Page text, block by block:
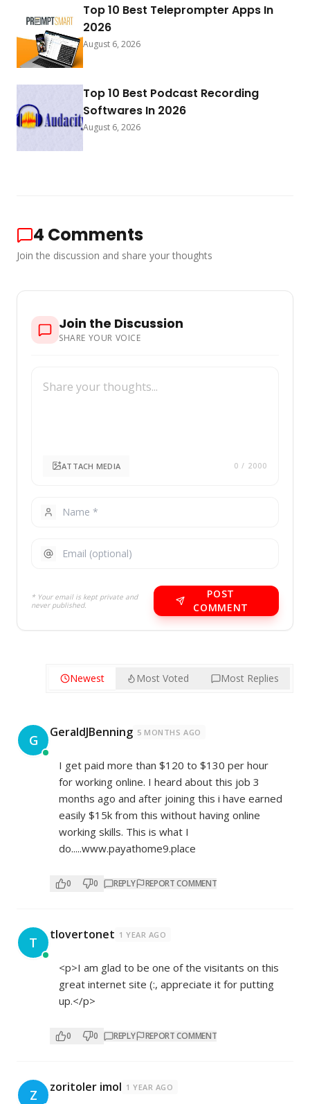
Top 10 Best Teleprompter Apps In
2026
August 6, 2026
Top 10 Best Podcast Recording
Softwares In 2026
August 6, 2026
4 Comments
Join the discussion and share your thoughts
Join the Discussion
SHARE YOUR VOICE
ATTACH MEDIA 0 / 2000
* Your email is kept private and
never published.
POST
COMMENT
Newest Most Voted Most Replies
G GeraldJBenning 5 MONTHS AGO
I get paid more than $120 to $130 per hour
for working online. I heard about this job 3
months ago and after joining this i have earned
easily $15k from this without having online
working skills. This is what I
do.....www.payathome9.place
0 0 REPLY REPORT COMMENT
T tlovertonet 1 YEAR AGO
<p>I am glad to be one of the visitants on this
great internet site (:, appreciate it for putting
up.</p>
0 0 REPLY REPORT COMMENT
Z zoritoler imol 1 YEAR AGO